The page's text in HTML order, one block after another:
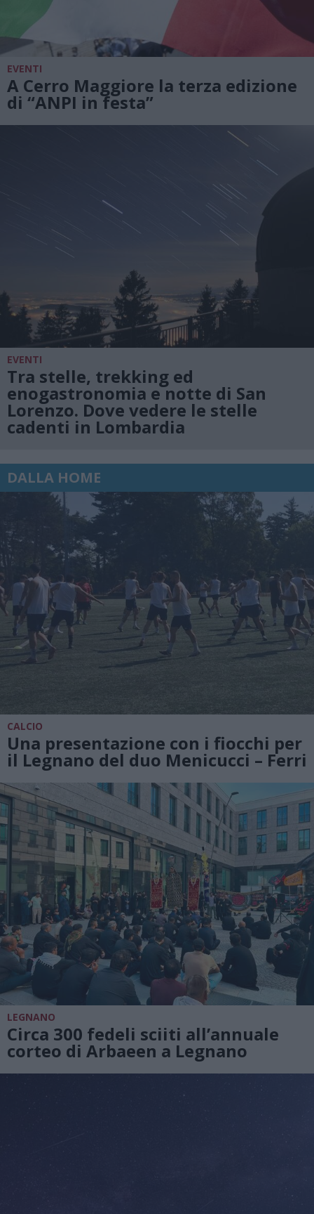
EVENTI
A Cerro Maggiore la terza edizione
di “ANPI in festa”
EVENTI
Tra stelle, trekking ed
enogastronomia e notte di San
Lorenzo. Dove vedere le stelle
cadenti in Lombardia
DALLA HOME
CALCIO
Una presentazione con i fiocchi per
il Legnano del duo Menicucci – Ferri
LEGNANO
Circa 300 fedeli sciiti all’annuale
corteo di Arbaeen a Legnano